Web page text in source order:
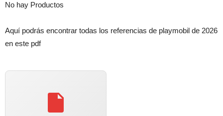
No hay Productos
Aquí podrás encontrar todas los referencias de playmobil de 2026
en este pdf